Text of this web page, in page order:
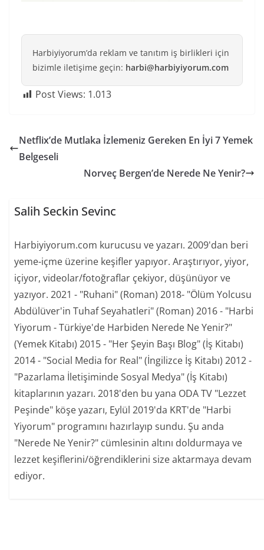
Harbiyiyorum’da reklam ve tanıtım iş birlikleri için
bizimle iletişime geçin: harbi@harbiyiyorum.com
Post Views: 1.013
Netflix’de Mutlaka İzlemeniz Gereken En İyi 7 Yemek
Belgeseli
Norveç Bergen’de Nerede Ne Yenir?
Salih Seckin Sevinc
Harbiyiyorum.com kurucusu ve yazarı. 2009'dan beri
yeme-içme üzerine keşifler yapıyor. Araştırıyor, yiyor,
içiyor, videolar/fotoğraflar çekiyor, düşünüyor ve
yazıyor. 2021 - "Ruhani" (Roman) 2018- "Ölüm Yolcusu
Abdülüver'in Tuhaf Seyahatleri" (Roman) 2016 - "Harbi
Yiyorum - Türkiye'de Harbiden Nerede Ne Yenir?"
(Yemek Kitabı) 2015 - "Her Şeyin Başı Blog" (İş Kitabı)
2014 - "Social Media for Real" (İngilizce İş Kitabı) 2012 -
"Pazarlama İletişiminde Sosyal Medya" (İş Kitabı)
kitaplarının yazarı. 2018'den bu yana ODA TV "Lezzet
Peşinde" köşe yazarı, Eylül 2019'da KRT'de "Harbi
Yiyorum" programını hazırlayıp sundu. Şu anda
"Nerede Ne Yenir?" cümlesinin altını doldurmaya ve
lezzet keşiflerini/öğrendiklerini size aktarmaya devam
ediyor.